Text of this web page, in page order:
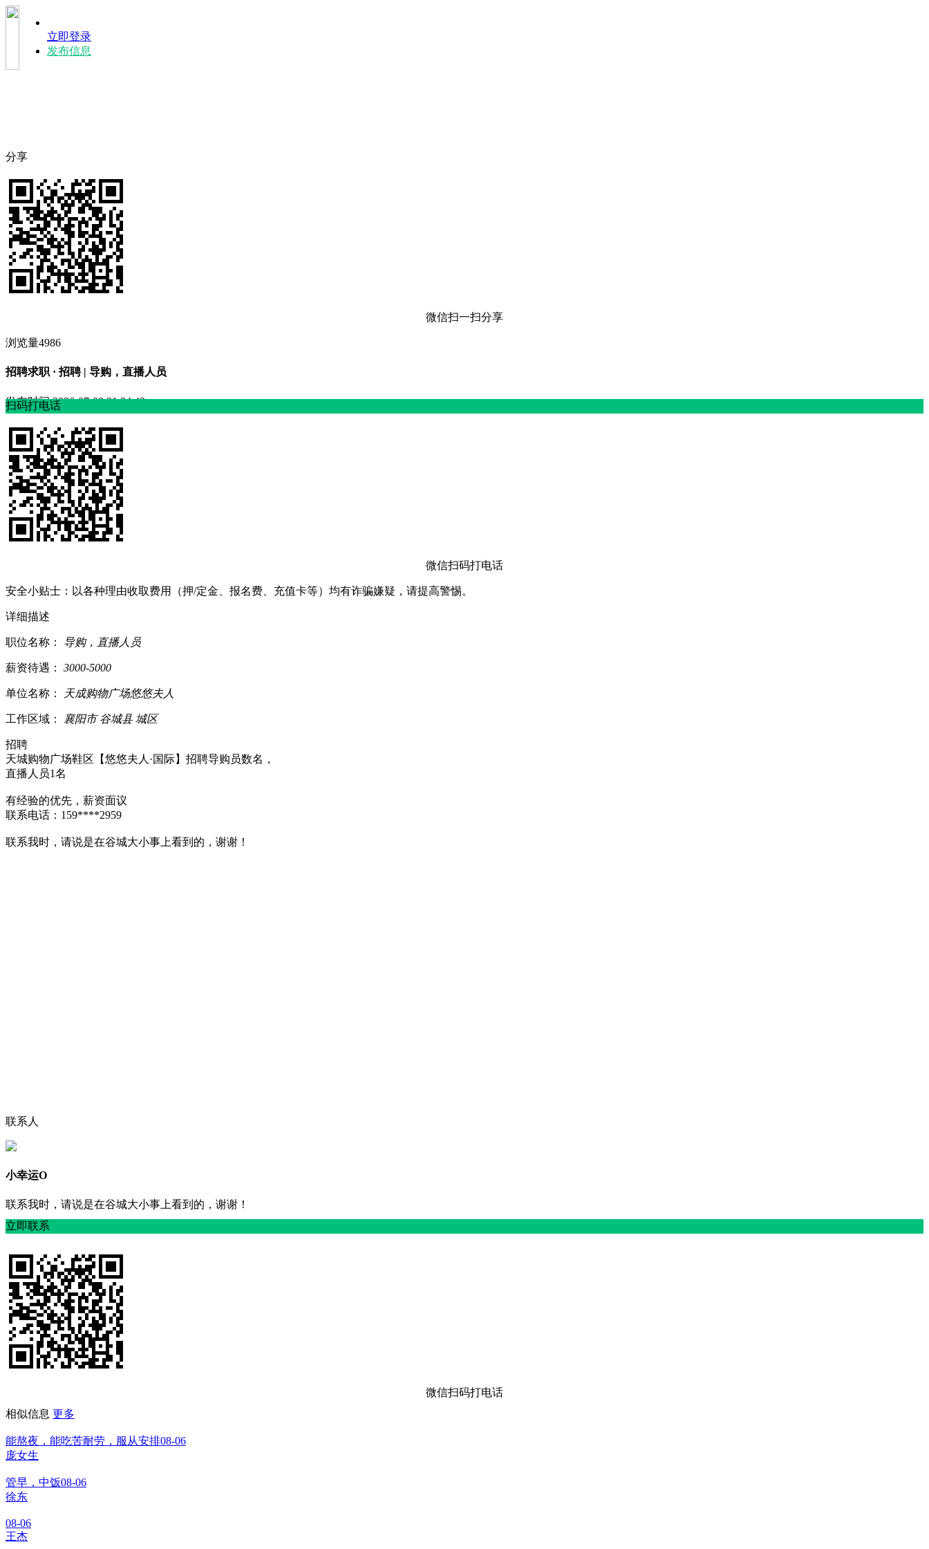
立即登录
发布信息
分享
微信扫一扫分享
浏览量4986
招聘求职 · 招聘 | 导购，直播人员
发布时间2026-07-08 21:24:42
扫码打电话
微信扫码打电话
安全小贴士：以各种理由收取费⽤（押/定⾦、报名费、充值卡等）均有诈骗嫌疑，请提⾼警惕。
详细描述
职位名称： 导购，直播人员
薪资待遇： 3000-5000
单位名称： 天成购物广场悠悠夫人
工作区域： 襄阳市 谷城县 城区
招聘
天城购物广场鞋区【悠悠夫人·国际】招聘导购员数名，
直播人员1名
有经验的优先，薪资面议
联系电话：159****2959
联系我时，请说是在谷城大小事上看到的，谢谢！
联系人
小幸运O
联系我时，请说是在谷城大小事上看到的，谢谢！
立即联系
微信扫码打电话
相似信息 更多
能熬夜，能吃苦耐劳，服从安排08-06
庞女生
管早，中饭08-06
徐东
08-06
王杰